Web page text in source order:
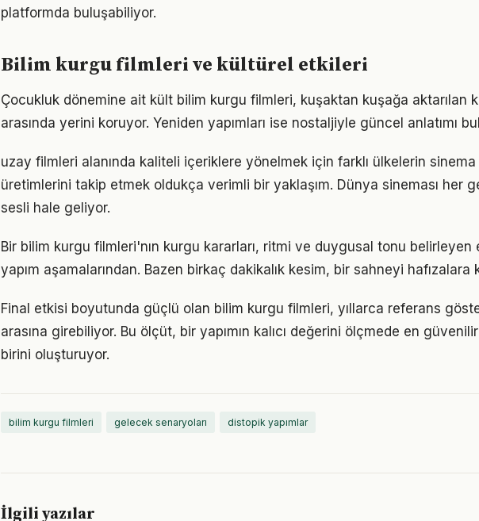
platformda buluşabiliyor.
Bilim kurgu filmleri ve kültürel etkileri
Çocukluk dönemine ait kült bilim kurgu filmleri, kuşaktan kuşağa aktarılan
arasında yerini koruyor. Yeniden yapımları ise nostaljiyle güncel anlatımı
uzay filmleri alanında kaliteli içeriklere yönelmek için farklı ülkelerin
üretimlerini takip etmek oldukça verimli bir yaklaşım. Dünya sineması her
sesli hale geliyor.
Bir bilim kurgu filmleri'nın kurgu kararları, ritmi ve duygusal tonu belirleyen
yapım aşamalarından. Bazen birkaç dakikalık kesim, bir sahneyi hafızalara
Final etkisi boyutunda güçlü olan bilim kurgu filmleri, yıllarca referans
arasına girebiliyor. Bu ölçüt, bir yapımın kalıcı değerini ölçmede en
birini oluşturuyor.
bilim kurgu filmleri gelecek senaryoları distopik yapımlar
İlgili yazılar